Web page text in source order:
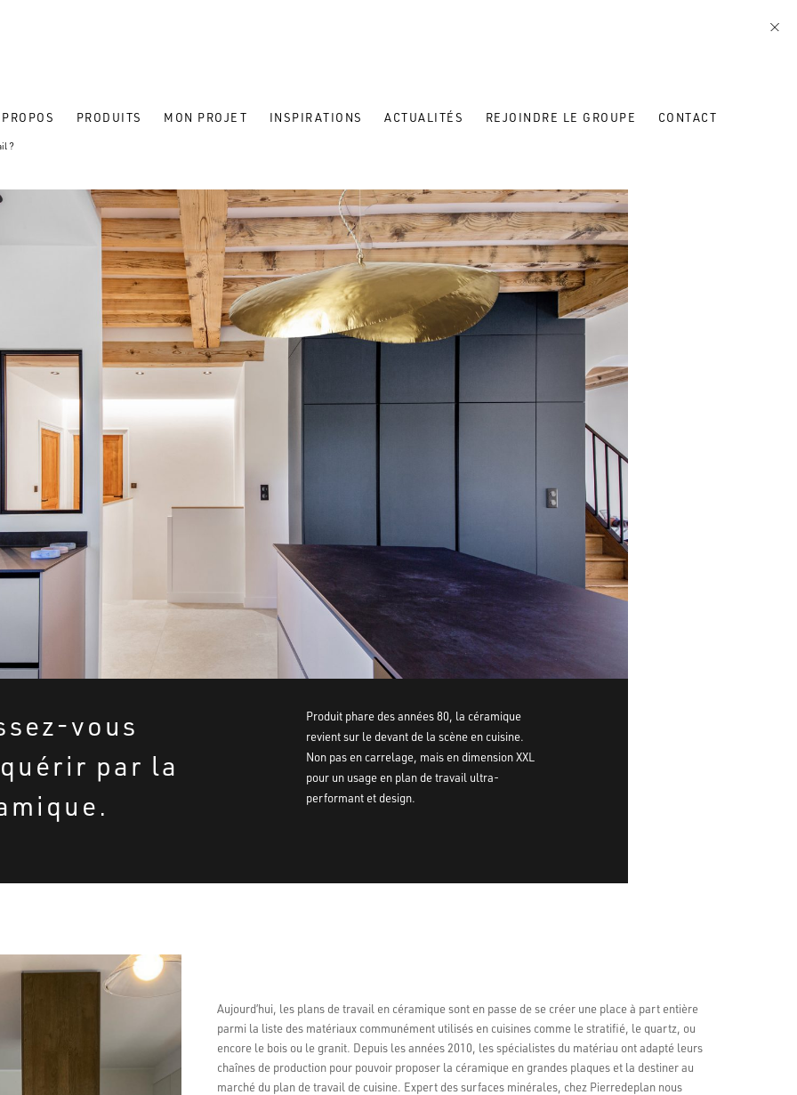
PRODUITS MON PROJET INSPIRATIONS ACTUALITÉS REJOINDRE LE GROUPE CONTACT
?
vous
par la
Produit phare des années 80, la céramique
revient sur le devant de la scène en cuisine.
Non pas en carrelage, mais en dimension XXL
pour un usage en plan de travail ultra-
performant et design.
Aujourd’hui, les plans de travail en céramique sont en passe de se créer une place à part entière
parmi la liste des matériaux communément utilisés en cuisines comme le stratifié, le quartz, ou
encore le bois ou le granit. Depuis les années 2010, les spécialistes du matériau ont adapté leurs
chaînes de production pour pouvoir proposer la céramique en grandes plaques et la destiner au
marché du plan de travail de cuisine. Expert des surfaces minérales, chez Pierredeplan nous